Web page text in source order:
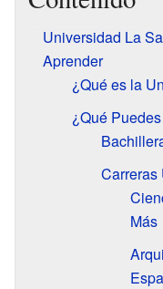
Universidad La
Aprender
¿Qué es la
¿Qué
Carreras
Más